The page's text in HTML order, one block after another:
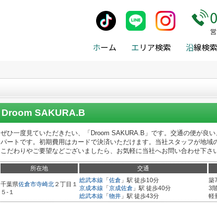
ホーム エリア検索 沿線検索
Droom SAKURA.B
Droom SAKURA.B
ぜひ一度見ていただきたい、「Droom SAKURA.B」です。交通の便が良
パートです。初期費用はカードで決済いただけます。当社スタッフが地
こだわりやご要望などございましたら、お気軽に当社へお問い合わせ下さ
所在地 交通
千葉県佐倉市寺崎北 ２丁目１
５-１
総武本線 「 佐倉 」駅 徒歩10分
京成本線 「 京成佐倉 」駅 徒歩40分
総武本線 「 物井 」駅 徒歩43分
築
3
軽